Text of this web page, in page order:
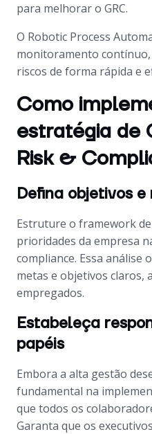
para melhorar o GRC.
O Robotic Process
monitoramento
riscos de forma rápida e
Como
estratégia de
Risk &
Defina objetivos e
Estruture o framework de
prioridades da empresa
compliance. Essa análise
metas e objetivos claros,
empregados.
Estabeleça
papéis
Embora a alta gestão
fundamental na
que todos os
Garanta que os